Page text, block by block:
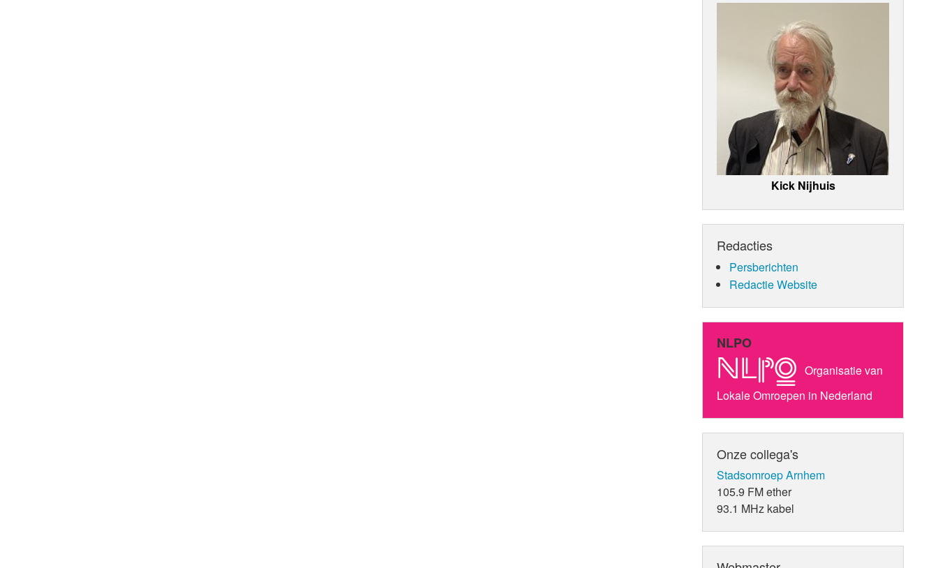
Kick Nijhuis
Redacties
Persberichten
Redactie Website
NLPO
Organisatie van
Lokale Omroepen in Nederland
Onze collega's
Stadsomroep Arnhem
105.9 FM ether
93.1 MHz kabel